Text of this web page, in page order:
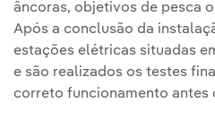
âncoras, objetivos de pesca
Após a conclusão da
estações elétricas situadas
e são realizados os testes
correto funcionamento antes